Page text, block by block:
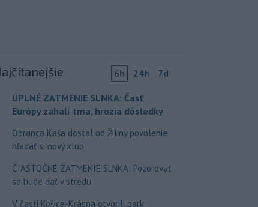
6h 24h 7d
ÚPLNÉ ZATMENIE SLNKA: Časť
Európy zahalí tma, hrozia dôsledky
Obranca Kaša dostal od Žiliny povolenie
hľadať si nový klub
ČIASTOČNÉ ZATMENIE SLNKA: Pozorovať
sa bude dať v stredu
V časti Košice-Krásna otvorili park